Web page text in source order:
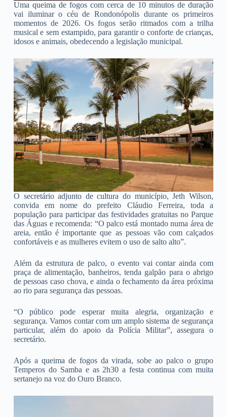
Uma queima de fogos com cerca de 10 minutos de duração
vai iluminar o céu de Rondonópolis durante os primeiros
momentos de 2026. Os fogos serão ritmados com a trilha
musical e sem estampido, para garantir o conforte de crianças,
idosos e animais, obedecendo a legislação municipal.
O secretário adjunto de cultura do município, Jeth Wilson,
convida em nome do prefeito Cláudio Ferreira, toda a
população para participar das festividades gratuitas no Parque
das Águas e recomenda: “O palco está montado numa área de
areia, então é importante que as pessoas vão com calçados
confortáveis e as mulheres evitem o uso de salto alto”.
Além da estrutura de palco, o evento vai contar ainda com
praça de alimentação, banheiros, tenda galpão para o abrigo
de pessoas caso chova, e ainda o fechamento da área próxima
ao rio para segurança das pessoas.
“O público pode esperar muita alegria, organização e
segurança. Vamos contar com um amplo sistema de segurança
particular, além do apoio da Polícia Militar”, assegura o
secretário.
Após a queima de fogos da virada, sobe ao palco o grupo
Temperos do Samba e as 2h30 a festa continua com muita
sertanejo na voz do Ouro Branco.